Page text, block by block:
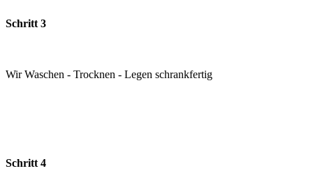
Schritt 3
Wir Waschen - Trocknen - Legen schrankfertig
Schritt 4